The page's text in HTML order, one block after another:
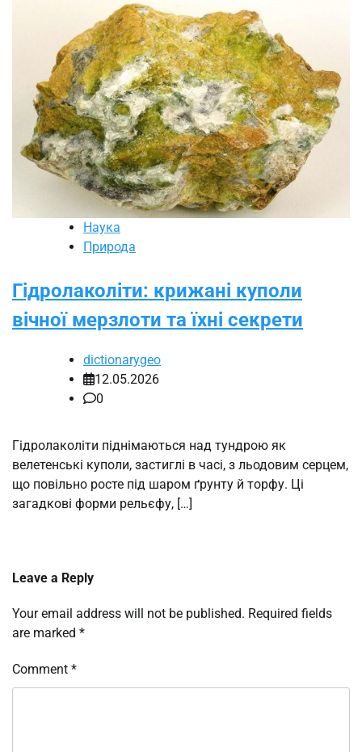
Наука
Природа
Гідролаколіти: крижані куполи
вічної мерзлоти та їхні секрети
dictionarygeo
12.05.2026
0
Гідролаколіти піднімаються над тундрою як
велетенські куполи, застиглі в часі, з льодовим серцем,
що повільно росте під шаром ґрунту й торфу. Ці
загадкові форми рельєфу, […]
Leave a Reply
Your email address will not be published. Required fields
are marked *
Comment *